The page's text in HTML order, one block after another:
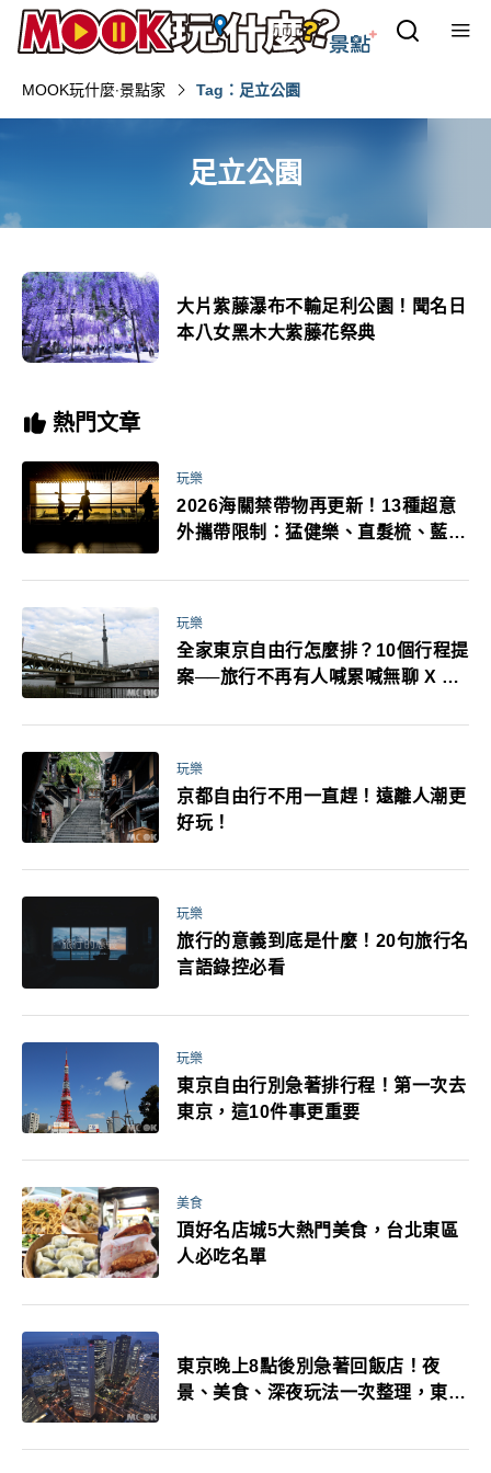
MOOK玩什麼‧景點家 Tag：足立公園
足立公園
大片紫藤瀑布不輸足利公園！聞名日
本八女黑木大紫藤花祭典
熱門文章
玩樂
2026海關禁帶物再更新！13種超意
外攜帶限制：猛健樂、直髮梳、藍牙
萬！注意事項一次看！
玩樂
全家東京自由行怎麼排？10個行程提
案──旅行不再有人喊累喊無聊 X 爸
玩樂
京都自由行不用一直趕！遠離人潮更
好玩！
玩樂
旅行的意義到底是什麼！20句旅行名
言語錄控必看
玩樂
東京自由行別急著排行程！第一次去
東京，這10件事更重要
美食
頂好名店城5大熱門美食，台北東區
人必吃名單
東京晚上8點後別急著回飯店！夜
景、美食、深夜玩法一次整理，東京